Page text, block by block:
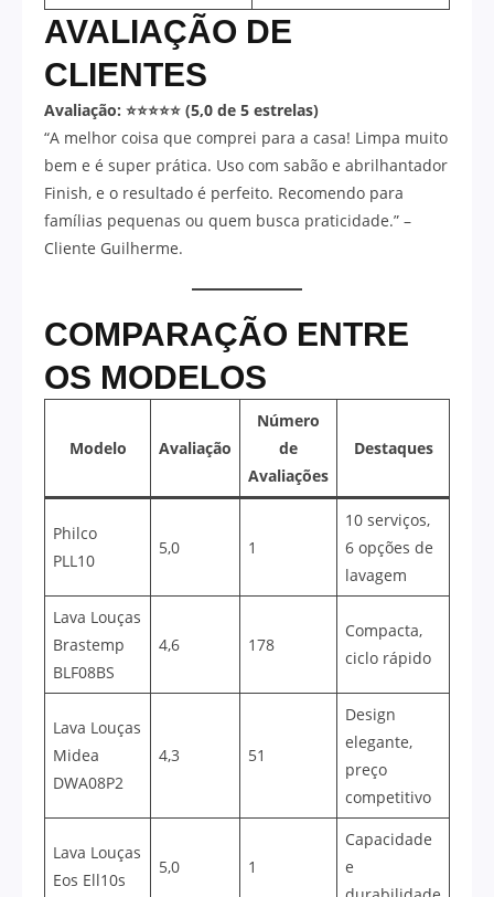
AVALIAÇÃO DE
CLIENTES
Avaliação: ⭐⭐⭐⭐⭐ (5,0 de 5 estrelas)
“A melhor coisa que comprei para a casa! Limpa muito
bem e é super prática. Uso com sabão e abrilhantador
Finish, e o resultado é perfeito. Recomendo para
famílias pequenas ou quem busca praticidade.” –
Cliente Guilherme.
COMPARAÇÃO ENTRE
OS MODELOS
Modelo Avaliação
Número
de
Avaliações
Destaques
Philco
PLL10
5,0 1
10 serviços,
6 opções de
lavagem
Lava Louças
Brastemp
BLF08BS
4,6 178
Compacta,
ciclo rápido
Lava Louças
Midea
DWA08P2
4,3 51
Design
elegante,
preço
competitivo
Lava Louças
Eos Ell10s
5,0 1
Capacidade
e